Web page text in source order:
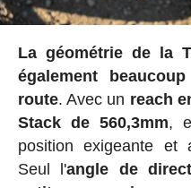
La géométrie de la
également
route. Avec un reach
Stack de 560,3mm,
position exigeante et
Seul l'angle de